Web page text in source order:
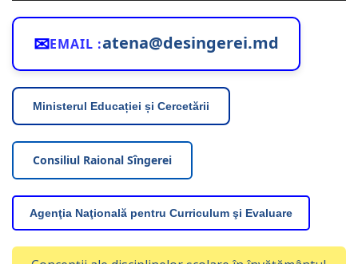
✉EMAIL :atena@desingerei.md
Ministerul Educației și Cercetării
Consiliul Raional Sîngerei
Agenţia Naţională pentru Curriculum şi Evaluare